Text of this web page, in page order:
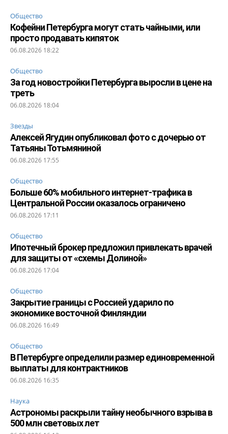
Общество
Кофейни Петербурга могут стать чайными, или
просто продавать кипяток
06.08.2026 18:22
Общество
За год новостройки Петербурга выросли в цене на
треть
06.08.2026 18:04
Звезды
Алексей Ягудин опубликовал фото с дочерью от
Татьяны Тотьмяниной
06.08.2026 17:55
Общество
Больше 60% мобильного интернет-трафика в
Центральной России оказалось ограничено
06.08.2026 17:11
Общество
Ипотечный брокер предложил привлекать врачей
для защиты от «схемы Долиной»
06.08.2026 17:04
Общество
Закрытие границы с Россией ударило по
экономике восточной Финляндии
06.08.2026 16:49
Общество
В Петербурге определили размер единовременной
выплаты для контрактников
06.08.2026 16:35
Наука
Астрономы раскрыли тайну необычного взрыва в
500 млн световых лет